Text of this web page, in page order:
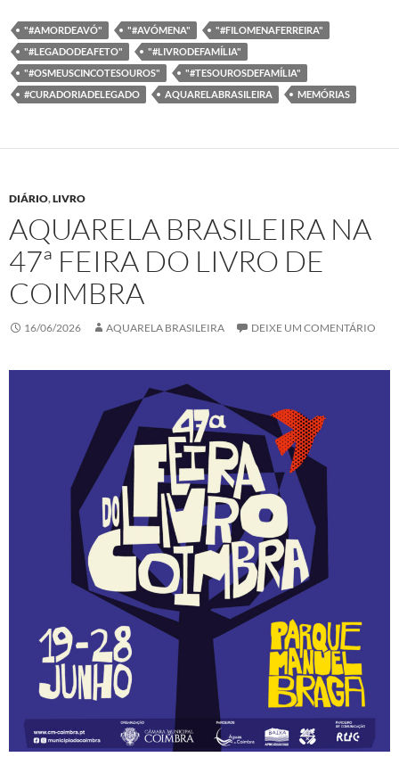
b
o
o
k
t
e
r
e
d
I
n
s
A
p
p
"#AMORDEAVÓ" "#AVÓMENA"
"#FILOMENAFERREIRA"
"#LEGADODEAFETO"
"#LIVRODEFAMÍLIA"
"#OSMEUSCINCOTESOUROS"
"#TESOUROSDEFAMÍLIA"
#CURADORIADELEGADO
AQUARELABRASILEIRA MEMÓRIAS
DIÁRIO,LIVRO
AQUARELA BRASILEIRA NA
47ª FEIRA DO LIVRO DE
COIMBRA
16/06/2026 AQUARELA BRASILEIRA DEIXE UM COMENTÁRIO